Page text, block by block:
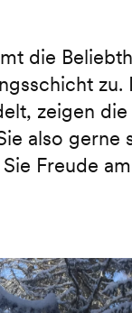
die
zu.
zeigen
also
Freude